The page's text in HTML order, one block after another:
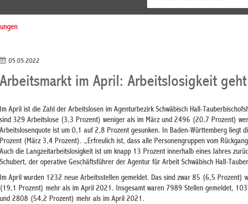
05.05.2022
Arbeitsmarkt im April: Arbeitslosigkeit
Im April ist die Zahl der Arbeitslosen im Agenturbezirk Schwäbisch Hall-
sind 329 Arbeitslose (3,3 Prozent) weniger als im März und 2496 (20,7 Prozent)
Arbeitslosenquote ist um 0,1 auf 2,8 Prozent gesunken. In Baden-Württemberg liegt
Prozent (März 3,4 Prozent). „Erfreulich ist, dass alle Personengruppen vom
Auch die Langzeitarbeitslosigkeit ist um knapp 13 Prozent innerhalb eines Jahres
Schubert, der operative Geschäftsführer der Agentur für Arbeit Schwäbisch Hall-
Im April wurden 1232 neue Arbeitsstellen gemeldet. Das sind zwar 85 (6,5 Prozent)
(19,1 Prozent) mehr als im April 2021. Insgesamt waren 7989 Stellen gemeldet,
und 2808 (54,2 Prozent) mehr als im April 2021.